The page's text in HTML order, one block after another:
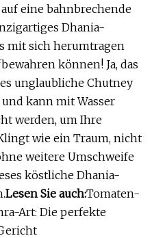
eine bahnbrechende
Dhania-
mit sich herumtragen
können! Ja, das
unglaubliche Chutney
kann mit Wasser
werden, um Ihre
wie ein Traum, nicht
weitere Umschweife
köstliche Dhania-
Lesen Sie auch:Tomaten-
Art: Die perfekte